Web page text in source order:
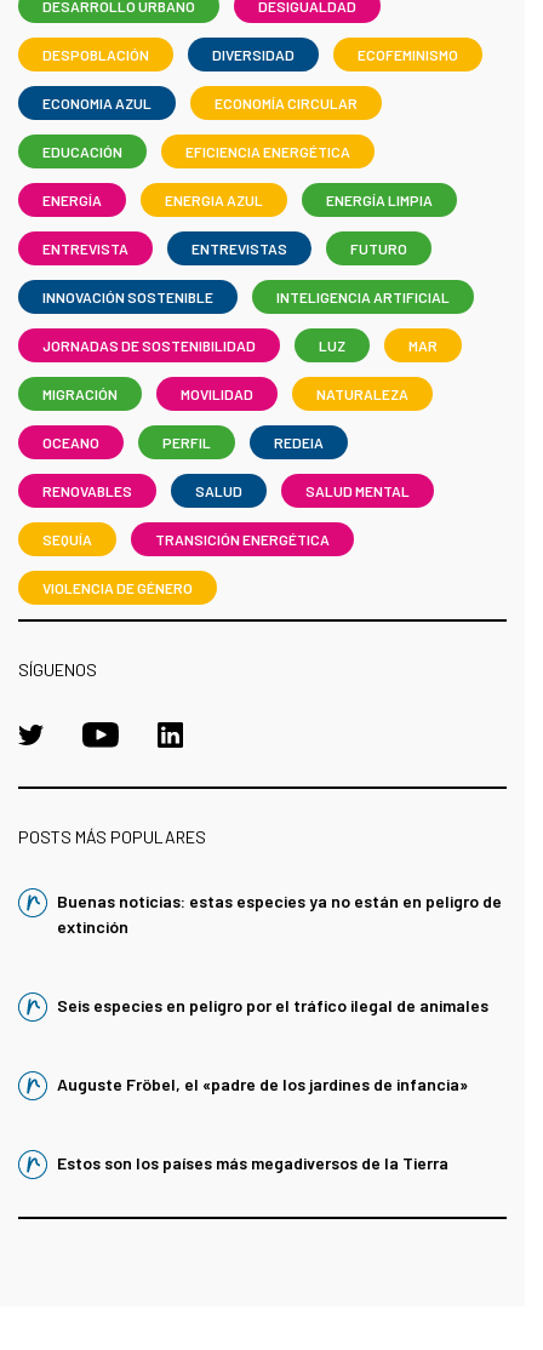
DESARROLLO URBANO DESIGUALDAD
DESPOBLACIÓN DIVERSIDAD ECOFEMINISMO
ECONOMIA AZUL ECONOMÍA CIRCULAR
EDUCACIÓN EFICIENCIA ENERGÉTICA
ENERGÍA ENERGIA AZUL ENERGÍA LIMPIA
ENTREVISTA ENTREVISTAS FUTURO
INNOVACIÓN SOSTENIBLE INTELIGENCIA ARTIFICIAL
JORNADAS DE SOSTENIBILIDAD LUZ MAR
MIGRACIÓN MOVILIDAD NATURALEZA
OCEANO PERFIL REDEIA
RENOVABLES SALUD SALUD MENTAL
SEQUÍA TRANSICIÓN ENERGÉTICA
VIOLENCIA DE GÉNERO
SÍGUENOS
POSTS MÁS POPULARES
Buenas noticias: estas especies ya no están en peligro de
extinción
Seis especies en peligro por el tráfico ilegal de animales
Auguste Fröbel, el «padre de los jardines de infancia»
Estos son los países más megadiversos de la Tierra